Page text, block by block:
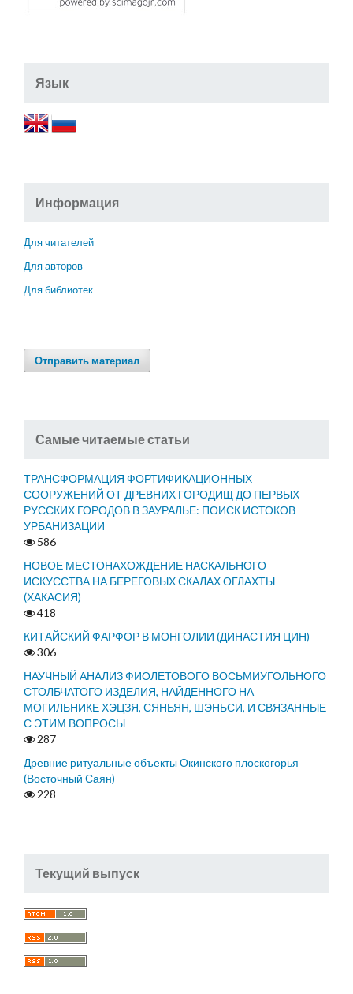
Язык
Информация
Для читателей
Для авторов
Для библиотек
Отправить материал
Самые читаемые статьи
ТРАНСФОРМАЦИЯ ФОРТИФИКАЦИОННЫХ
СООРУЖЕНИЙ ОТ ДРЕВНИХ ГОРОДИЩ ДО ПЕРВЫХ
РУССКИХ ГОРОДОВ В ЗАУРАЛЬЕ: ПОИСК ИСТОКОВ
УРБАНИЗАЦИИ
586
НОВОЕ МЕСТОНАХОЖДЕНИЕ НАСКАЛЬНОГО
ИСКУССТВА НА БЕРЕГОВЫХ СКАЛАХ ОГЛАХТЫ
(ХАКАСИЯ)
418
КИТАЙСКИЙ ФАРФОР В МОНГОЛИИ (ДИНАСТИЯ ЦИН)
306
НАУЧНЫЙ АНАЛИЗ ФИОЛЕТОВОГО ВОСЬМИУГОЛЬНОГО
СТОЛБЧАТОГО ИЗДЕЛИЯ, НАЙДЕННОГО НА
МОГИЛЬНИКЕ ХЭЦЗЯ, СЯНЬЯН, ШЭНЬСИ, И СВЯЗАННЫЕ
С ЭТИМ ВОПРОСЫ
287
Древние ритуальные объекты Окинского плоскогорья
(Восточный Саян)
228
Текущий выпуск